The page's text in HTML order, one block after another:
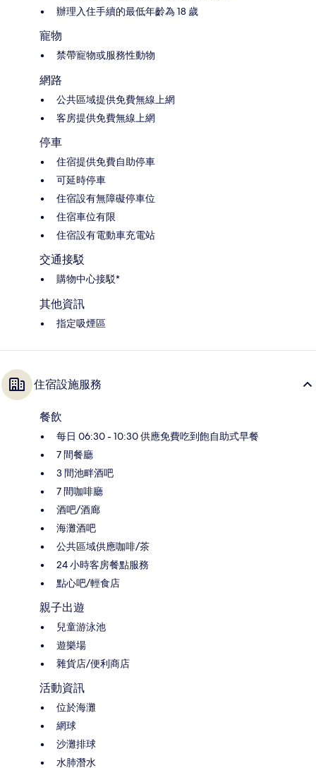
辦理入住手續的最低年齡為 18 歲
寵物
禁帶寵物或服務性動物
網路
公共區域提供免費無線上網
客房提供免費無線上網
停車
住宿提供免費自助停車
可延時停車
住宿設有無障礙停車位
住宿車位有限
住宿設有電動車充電站
交通接駁
購物中心接駁*
其他資訊
指定吸煙區
住宿設施服務
餐飲
每日 06:30 - 10:30 供應免費吃到飽自助式早餐
7 間餐廳
3 間池畔酒吧
7 間咖啡廳
酒吧/酒廊
海灘酒吧
公共區域供應咖啡/茶
24 小時客房餐點服務
點心吧/輕食店
親子出遊
兒童游泳池
遊樂場
雜貨店/便利商店
活動資訊
位於海灘
網球
沙灘排球
水肺潛水